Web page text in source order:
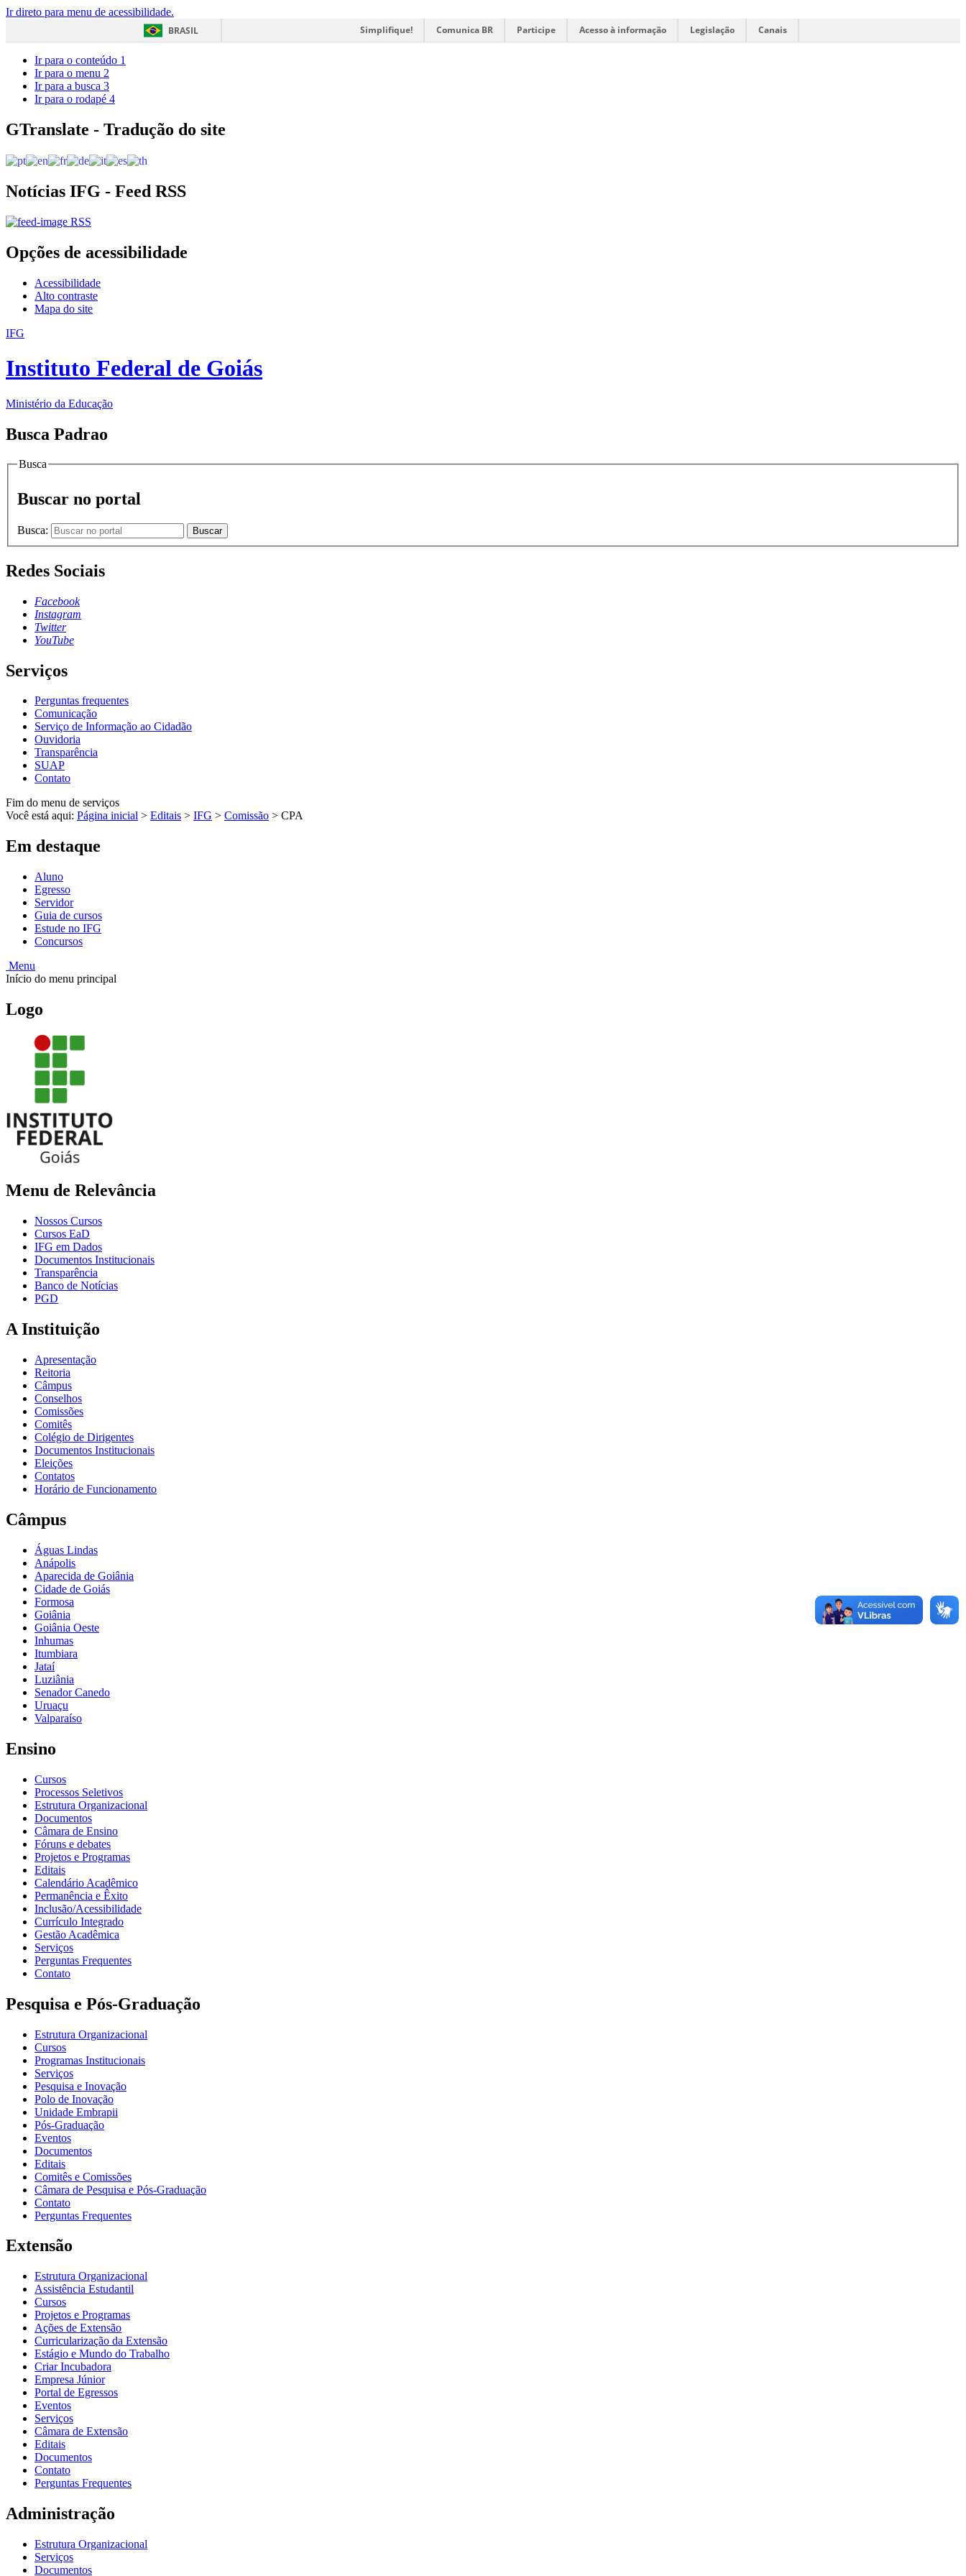
Ir direto para menu de acessibilidade.
BRASIL
Simplifique! Comunica BR Participe Acesso à informação Legislação Canais
Ir para o conteúdo 1
Ir para o menu 2
Ir para a busca 3
Ir para o rodapé 4
GTranslate - Tradução do site
Notícias IFG - Feed RSS
RSS
Opções de acessibilidade
Acessibilidade
Alto contraste
Mapa do site
IFG
Instituto Federal de Goiás
Ministério da Educação
Busca Padrao
Busca
Buscar no portal
Busca: Buscar
Redes Sociais
Facebook
Instagram
Twitter
YouTube
Serviços
Perguntas frequentes
Comunicação
Serviço de Informação ao Cidadão
Ouvidoria
Transparência
SUAP
Contato
Fim do menu de serviços
Você está aqui: Página inicial > Editais > IFG > Comissão > CPA
Em destaque
Aluno
Egresso
Servidor
Guia de cursos
Estude no IFG
Concursos
Menu
Início do menu principal
Logo
Menu de Relevância
Nossos Cursos
Cursos EaD
IFG em Dados
Documentos Institucionais
Transparência
Banco de Notícias
PGD
A Instituição
Apresentação
Reitoria
Câmpus
Conselhos
Comissões
Comitês
Colégio de Dirigentes
Documentos Institucionais
Eleições
Contatos
Horário de Funcionamento
Câmpus
Águas Lindas
Anápolis
Aparecida de Goiânia
Cidade de Goiás
Formosa
Goiânia
Goiânia Oeste
Inhumas
Itumbiara
Jataí
Luziânia
Senador Canedo
Uruaçu
Valparaíso
Ensino
Cursos
Processos Seletivos
Estrutura Organizacional
Documentos
Câmara de Ensino
Fóruns e debates
Projetos e Programas
Editais
Calendário Acadêmico
Permanência e Êxito
Inclusão/Acessibilidade
Currículo Integrado
Gestão Acadêmica
Serviços
Perguntas Frequentes
Contato
Pesquisa e Pós-Graduação
Estrutura Organizacional
Cursos
Programas Institucionais
Serviços
Pesquisa e Inovação
Polo de Inovação
Unidade Embrapii
Pós-Graduação
Eventos
Documentos
Editais
Comitês e Comissões
Câmara de Pesquisa e Pós-Graduação
Contato
Perguntas Frequentes
Extensão
Estrutura Organizacional
Assistência Estudantil
Cursos
Projetos e Programas
Ações de Extensão
Curricularização da Extensão
Estágio e Mundo do Trabalho
Criar Incubadora
Empresa Júnior
Portal de Egressos
Eventos
Serviços
Câmara de Extensão
Editais
Documentos
Contato
Perguntas Frequentes
Administração
Estrutura Organizacional
Serviços
Documentos